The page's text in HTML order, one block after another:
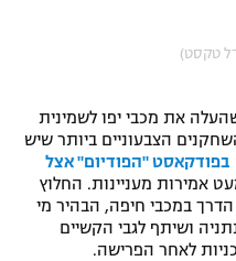
טקסט)
את מכבי יפו לשמינית
הצבעוניים ביותר שיש
בפודקאסט "הפודיום" אצל
אמירות מעניינות. החלוץ
הדרך במכבי חיפה, הבהיר מי
ושיתף לגבי הקשיים
לאחר הפרישה.